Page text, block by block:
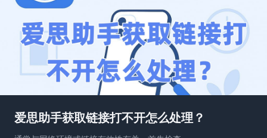
爱思助手获取链接打不开怎么处理？